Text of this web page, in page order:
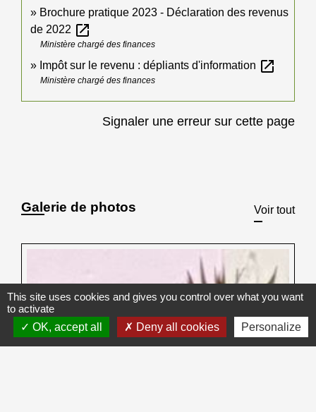
Brochure pratique 2023 - Déclaration des revenus
de 2022 open_in_new
Ministère chargé des finances
Impôt sur le revenu : dépliants d'information open_in_new
Ministère chargé des finances
Signaler une erreur sur cette page
Galerie de photos Voir tout
This site uses cookies and gives you control over what you want
to activate
OK, accept all
Deny all cookies Personalize